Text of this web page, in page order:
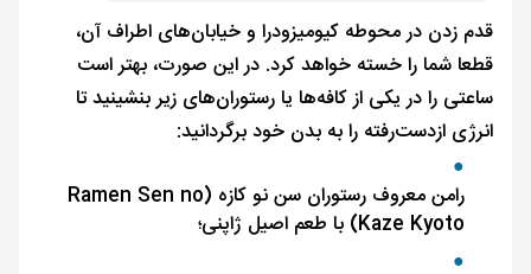
قدم زدن در محوطه کیومیزودرا و خیابان‌های اطراف آن،
قطعا شما را خسته خواهد کرد. در این صورت، بهتر است
ساعتی را در یکی از کافه‌ها یا رستوران‌های زیر بنشینید تا
انرژی ازدست‌رفته را به بدن خود برگردانید:
رامن معروف رستوران سن نو کازه (Ramen Sen no
Kaze Kyoto) با طعم اصیل ژاپنی؛